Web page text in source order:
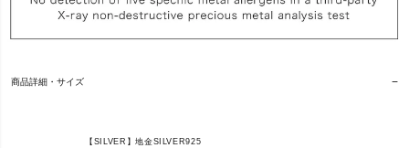
商品詳細・サイズ
【SILVER】地金SILVER925